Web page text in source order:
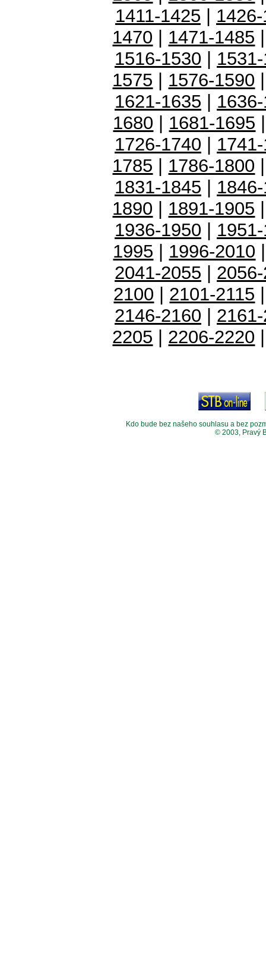
1411-1425 |
1470 | 1471-1485
1516-1530 |
1575 | 1576-1590
1621-1635 |
1680 | 1681-1695
1726-1740 |
1785 | 1786-1800
1831-1845 |
1890 | 1891-1905
1936-1950 |
1995 | 1996-2010
2041-2055 |
2100 | 2101-2115
2146-2160 |
2205 | 2206-2220
Kdo bude bez našeho souhlasu a bez
© 2003, Pravý